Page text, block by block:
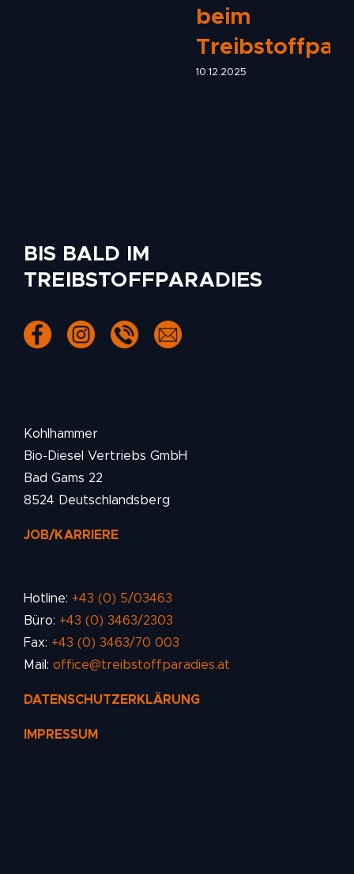
beim
10.12.2025
BIS BALD IM
TREIBSTOFFPARADIES
Kohlhammer
Bio-Diesel Vertriebs GmbH
Bad Gams 22
8524 Deutschlandsberg
JOB/KARRIERE
Hotline: +43 (0) 5/03463
Büro: +43 (0) 3463/2303
Fax: +43 (0) 3463/70 003
Mail: office@treibstoffparadies.at
DATENSCHUTZERKLÄRUNG
IMPRESSUM